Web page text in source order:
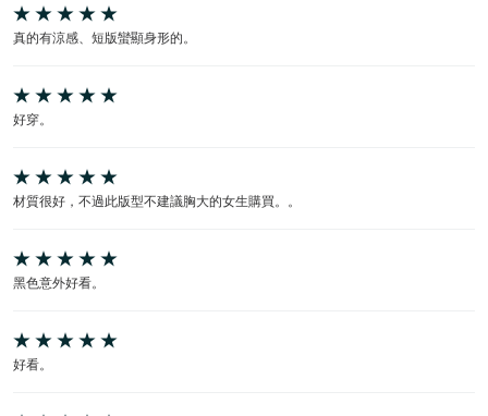
真的有涼感、短版蠻顯身形的。
好穿。
材質很好，不過此版型不建議胸大的女生購買。。
黑色意外好看。
好看。